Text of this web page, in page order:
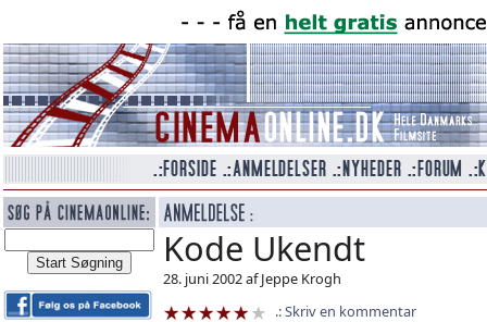
Kode Ukendt
28. juni 2002 af Jeppe Krogh
Skriv en kommentar